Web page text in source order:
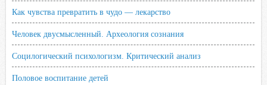
Как чувства превратить в чудо — лекарство
Человек двусмысленный. Археология сознания
Социлогический психологизм. Критический анализ
Половое воспитание детей